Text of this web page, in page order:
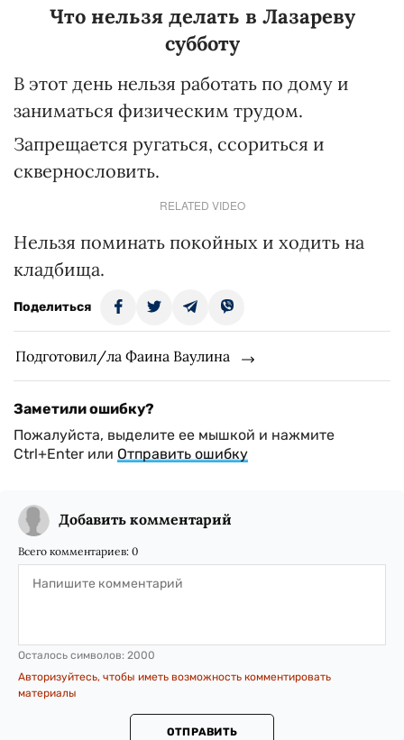
Что нельзя делать в Лазареву
субботу
В этот день нельзя работать по дому и
заниматься физическим трудом.
Запрещается ругаться, ссориться и
сквернословить.
RELATED VIDEO
Нельзя поминать покойных и ходить на
кладбища.
Поделиться
Подготовил/ла Фаина Ваулина
Заметили ошибку?
Пожалуйста, выделите ее мышкой и нажмите
Ctrl+Enter или Отправить ошибку
Добавить комментарий
Всего комментариев: 0
Осталось символов: 2000
Авторизуйтесь, чтобы иметь возможность комментировать
материалы
ОТПРАВИТЬ